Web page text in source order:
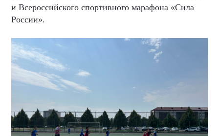
и Всероссийского спортивного марафона «Сила
России».